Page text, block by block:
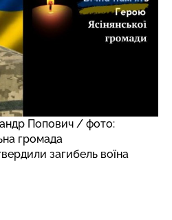
Попович / фото:
громада
загибель воїна